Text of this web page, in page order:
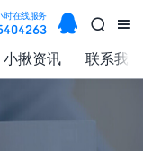


时在线服务 
小揪资讯 联系我们